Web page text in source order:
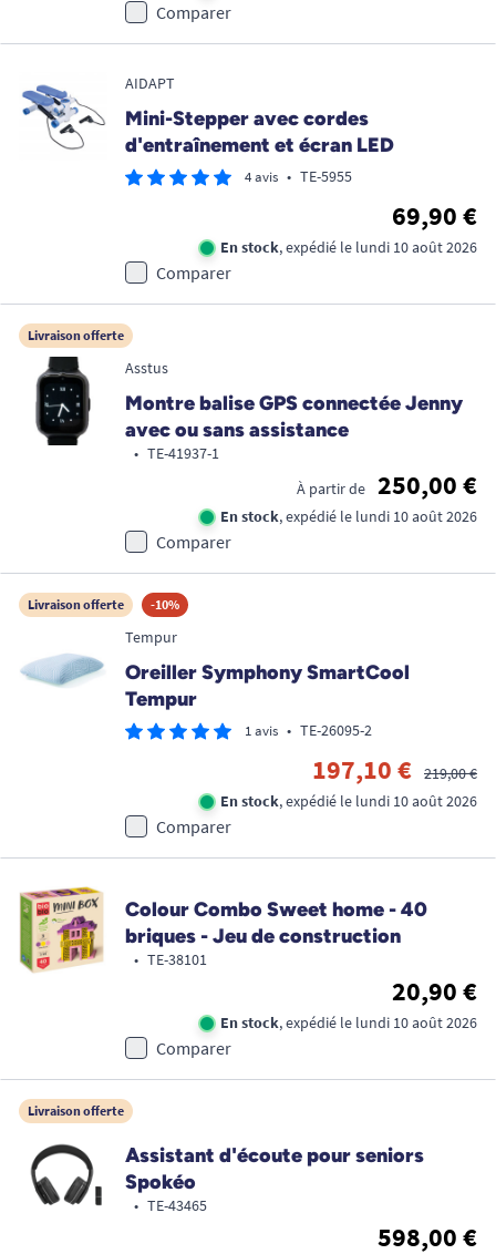
Comparer
AIDAPT
Mini-Stepper avec cordes
d'entraînement et écran LED
4 avis • TE-5955
69,90 €
En stock, expédié le lundi 10 août 2026
Comparer
Livraison offerte
Asstus
Montre balise GPS connectée Jenny
avec ou sans assistance
• TE-41937-1
À partir de
250,00 €
En stock, expédié le lundi 10 août 2026
Comparer
Livraison offerte -10%
Tempur
Oreiller Symphony SmartCool
Tempur
1 avis • TE-26095-2
197,10 €
219,00 €
En stock, expédié le lundi 10 août 2026
Comparer
Colour Combo Sweet home - 40
briques - Jeu de construction
• TE-38101
20,90 €
En stock, expédié le lundi 10 août 2026
Comparer
Livraison offerte
Assistant d'écoute pour seniors
Spokéo
• TE-43465
598,00 €